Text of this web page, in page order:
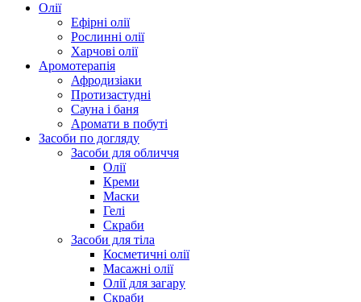
Олії
Ефірні олії
Рослинні олії
Харчові олії
Аромотерапія
Афродизіаки
Протизастудні
Сауна і баня
Аромати в побуті
Засоби по догляду
Засоби для обличчя
Олії
Креми
Маски
Гелі
Скраби
Засоби для тіла
Косметичні олії
Масажні олії
Олії для загару
Скраби